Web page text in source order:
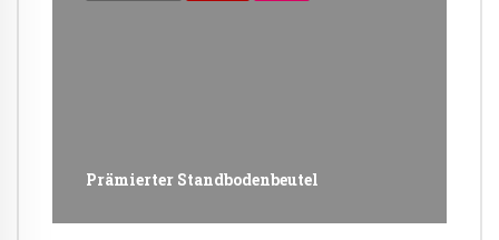
Prämierter Standbodenbeutel